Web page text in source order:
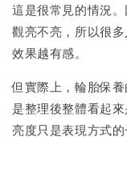
這是很常見的情況
觀亮不亮，所以很
效果越有感。
但實際上，輪胎保
是整理後整體看起
亮度只是表現方式